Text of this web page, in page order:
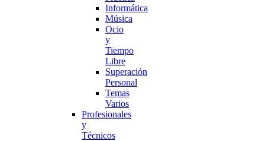
Informática
Música
Ocio
y
Tiempo
Libre
Superación
Personal
Temas
Varios
Profesionales
y
Técnicos